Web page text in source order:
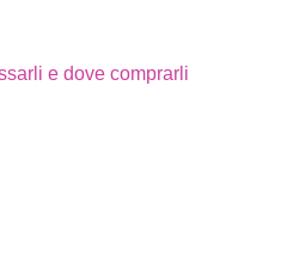
e dove comprarli